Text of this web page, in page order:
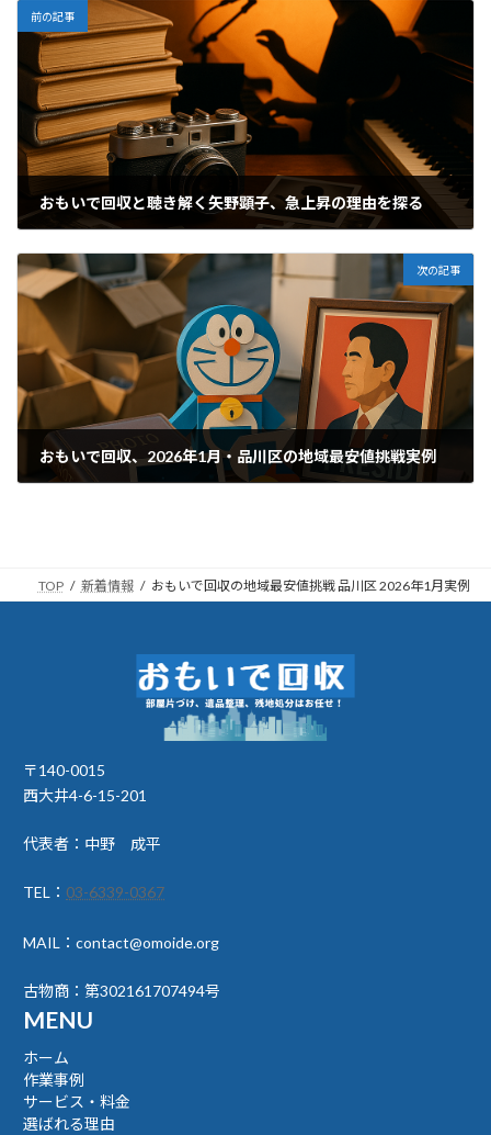
前の記事
おもいで回収と聴き解く矢野顕子、急上昇の理由を探る
次の記事
おもいで回収、2026年1月・品川区の地域最安値挑戦実例
TOP 新着情報 おもいで回収の地域最安値挑戦 品川区 2026年1月実例
〒140-0015
西大井4-6-15-201
代表者：中野 成平
TEL： 03-6339-0367
MAIL：contact@omoide.org
古物商：第302161707494号
MENU
ホーム
作業事例
サービス・料金
選ばれる理由